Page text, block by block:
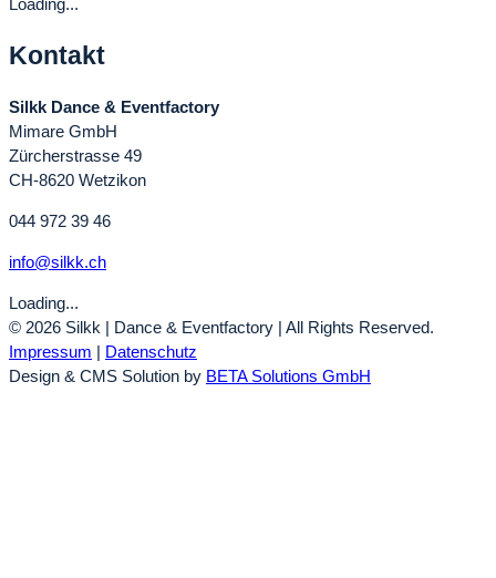
Loading...
Kontakt
Silkk Dance & Eventfactory
Mimare GmbH
Zürcherstrasse 49
CH-8620 Wetzikon
044 972 39 46
info@silkk.ch
Loading...
© 2026 Silkk | Dance & Eventfactory | All Rights Reserved.
Impressum | Datenschutz
Design & CMS Solution by BETA Solutions GmbH